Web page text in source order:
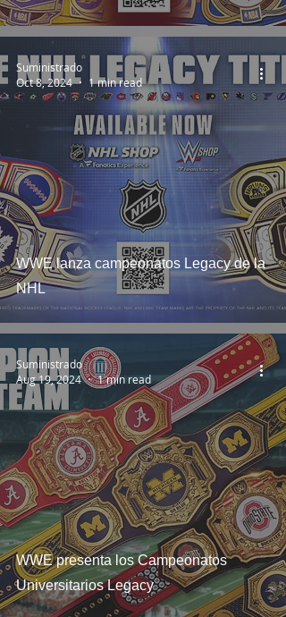
WWE lanza campeonatos Legacy de la
NHL
Suministrado
Oct 8, 2024
1 min read
WWE presenta los Campeonatos
Universitarios Legacy
Suministrado
Aug 19, 2024
1 min read